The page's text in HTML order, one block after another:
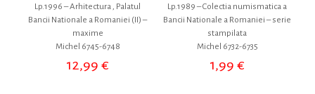
Lp.1996 – Arhitectura , Palatul
Bancii Nationale a Romaniei (II) –
maxime
Michel 6745-6748
12,99€
Lp.1989 – Colectia numismatica a
Bancii Nationale a Romaniei – serie
stampilata
Michel 6732-6735
1,99€